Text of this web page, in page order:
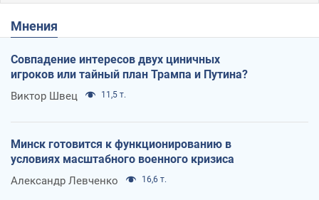
Мнения
Совпадение интересов двух циничных
игроков или тайный план Трампа и Путина?
Виктор Швец 11,5 т.
Минск готовится к функционированию в
условиях масштабного военного кризиса
Александр Левченко 16,6 т.